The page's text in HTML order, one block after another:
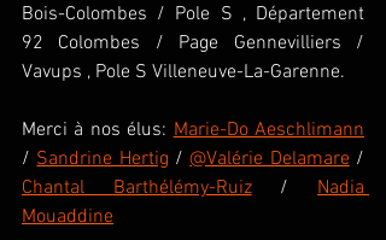
Bois-Colombes / Pole S , Département
92 Colombes / Page Gennevilliers /
Vavups , Pole S Villeneuve-La-Garenne.
Merci à nos élus: Marie-Do Aeschlimann
/ Sandrine Hertig / @Valérie Delamare
Chantal Barthélémy-Ruiz / Nadia
Mouaddine